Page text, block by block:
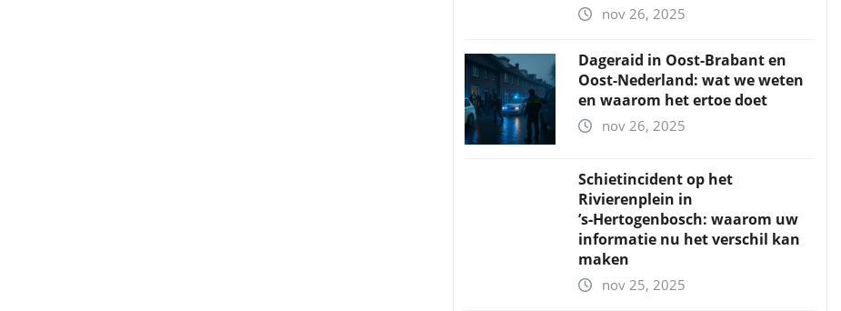
nov 26, 2025
Dageraid in Oost-Brabant en
Oost-Nederland: wat we weten
en waarom het ertoe doet
nov 26, 2025
Schietincident op het
Rivierenplein in
’s‑Hertogenbosch: waarom uw
informatie nu het verschil kan
maken
nov 25, 2025